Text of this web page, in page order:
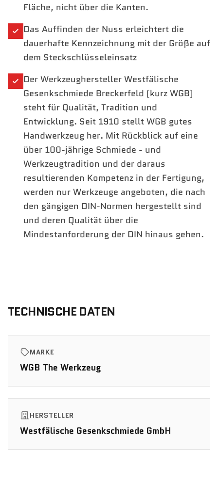
Fläche, nicht über die Kanten.
Das Auffinden der Nuss erleichtert die
dauerhafte Kennzeichnung mit der Größe auf
dem Steckschlüsseleinsatz
Der Werkzeughersteller Westfälische
Gesenkschmiede Breckerfeld (kurz WGB)
steht für Qualität, Tradition und
Entwicklung. Seit 1910 stellt WGB gutes
Handwerkzeug her. Mit Rückblick auf eine
über 100-jährige Schmiede - und
Werkzeugtradition und der daraus
resultierenden Kompetenz in der Fertigung,
werden nur Werkzeuge angeboten, die nach
den gängigen DIN-Normen hergestellt sind
und deren Qualität über die
Mindestanforderung der DIN hinaus gehen.
TECHNISCHE DATEN
MARKE
WGB The Werkzeug
HERSTELLER
Westfälische Gesenkschmiede GmbH